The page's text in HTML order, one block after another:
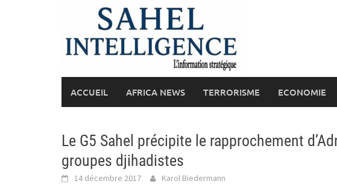
ACCUEIL AFRICA NEWS TERRORISME ECONOMIE
Le G5 Sahel précipite le rapprochement
groupes djihadistes
14 décembre 2017 Karol Biedermann